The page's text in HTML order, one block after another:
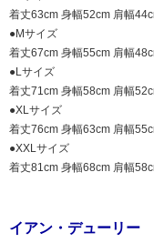
着丈63cm 身幅52cm 肩幅
●Mサイズ
着丈67cm 身幅55cm 肩幅
●Lサイズ
着丈71cm 身幅58cm 肩幅
●XLサイズ
着丈76cm 身幅63cm 肩幅
●XXLサイズ
着丈81cm 身幅68cm 肩幅
イアン・デューリー